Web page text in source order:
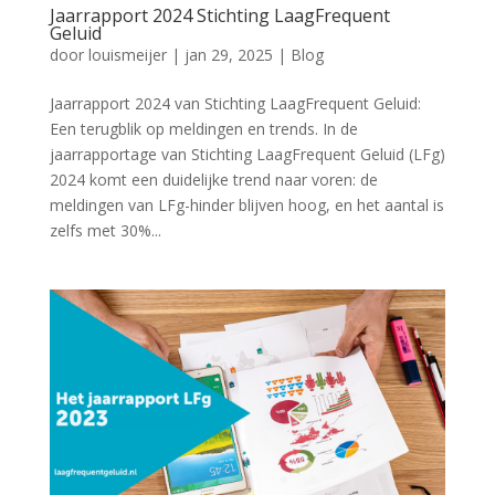
Jaarrapport 2024 Stichting LaagFrequent
Geluid
door louismeijer| jan 29, 2025 | Blog
Jaarrapport 2024 van Stichting LaagFrequent Geluid:
Een terugblik op meldingen en trends. In de
jaarrapportage van Stichting LaagFrequent Geluid (LFg)
2024 komt een duidelijke trend naar voren: de
meldingen van LFg-hinder blijven hoog, en het aantal is
zelfs met 30%...